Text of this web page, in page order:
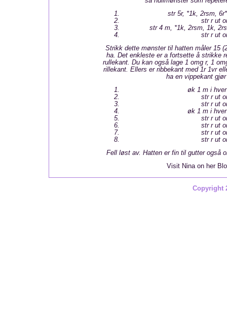
str 5r, *1k, 2rsm,
str r ut
str 4 m, *1k, 2rsm, 1k,
str r ut
Strikk dette mønster til hatten måler 15
ha. Det enkleste er a fortsette å strikke
rullekant. Du kan også lage 1 omg r, 1
rillekant. Ellers er ribbekant med 1r 1vr
ha en vippekant
øk 1 m i
str r ut
str r ut
øk 1 m i
str r ut
str r ut
str r ut
str r ut
Fell løst av. Hatten er fin til gutter også
Visit Nina on her
Copyright